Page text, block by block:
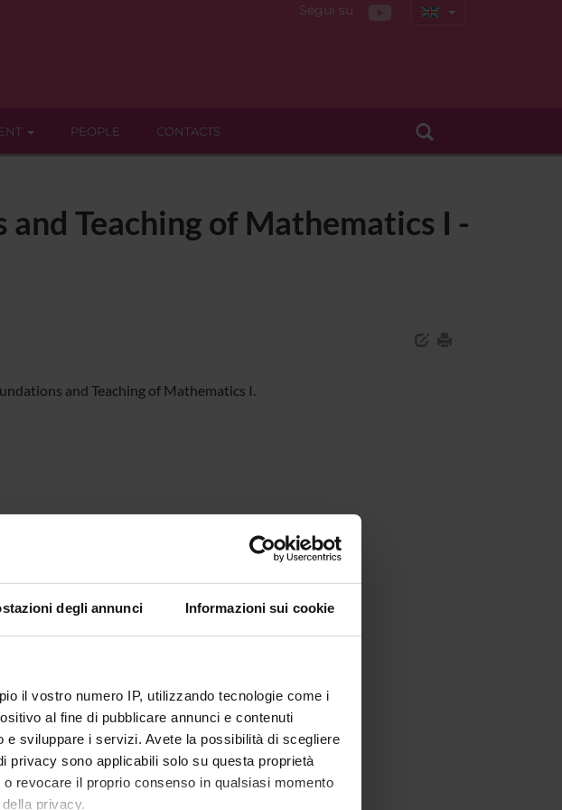
degli annunci Informazioni sui cookie
il vostro numero IP, utilizzando tecnologie come i
al fine di pubblicare annunci e contenuti
sviluppare i servizi. Avete la possibilità di scegliere
sono applicabili solo su questa proprietà
revocare il proprio consenso in qualsiasi momento
privacy.
Segui su
PEOPLE CONTACTS
Teaching of Mathematics I -
and Teaching of Mathematics I.